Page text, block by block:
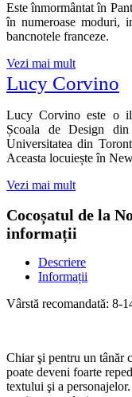
Este înmormântat în
în numeroase moduri,
bancnotele franceze.
Vezi mai mult
Lucy Corvino
Lucy Corvino este o
Școala de Design
Universitatea din
Aceasta locuiește în
Vezi mai mult
Cocoșatul de la
informații
Descriere
Informații
Vârstă recomandată: 8-
Chiar şi pentru un tânăr
poate deveni foarte
textului şi a